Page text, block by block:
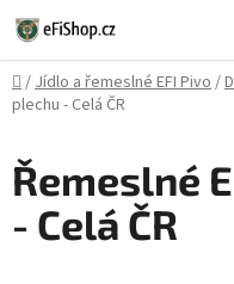
Přejít
na
obsah
Domů
/Jídlo a řemeslné EFI Pivo/
plechu - Celá ČR
Řemeslné
- Celá ČR